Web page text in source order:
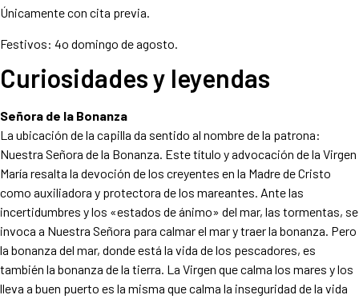
Únicamente con cita previa.
Festivos: 4o domingo de agosto.
Curiosidades y leyendas
Señora de la Bonanza
La ubicación de la capilla da sentido al nombre de la patrona:
Nuestra Señora de la Bonanza. Este título y advocación de la Virgen
María resalta la devoción de los creyentes en la Madre de Cristo
como auxiliadora y protectora de los mareantes. Ante las
incertidumbres y los «estados de ánimo» del mar, las tormentas, se
invoca a Nuestra Señora para calmar el mar y traer la bonanza. Pero
la bonanza del mar, donde está la vida de los pescadores, es
también la bonanza de la tierra. La Virgen que calma los mares y los
lleva a buen puerto es la misma que calma la inseguridad de la vida